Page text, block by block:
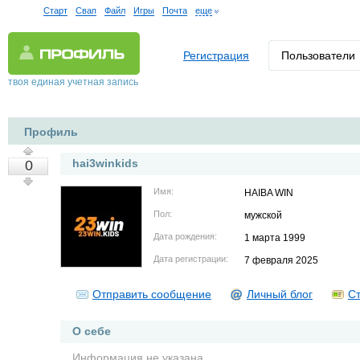
Старт Свап Файл Игры Почта еще
твоя единая учетная запись
Регистрация Пользователи
Профиль
0 hai3winkids
Имя: HAIBA WIN
Пол: мужской
Дата рождения: 1 марта 1999
Дата регистрации: 7 февраля 2025
Отправить сообщение Личный блог
О себе